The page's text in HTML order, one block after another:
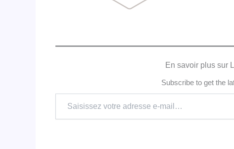
En savoir plus sur
Subscribe to get the
votre
adresse